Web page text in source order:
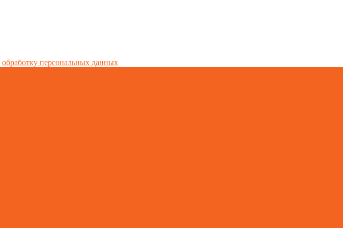
обработку персональных данных